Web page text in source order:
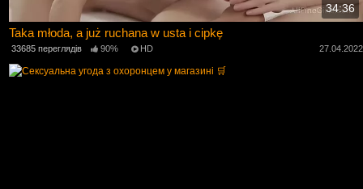
34:36
Taka młoda, a już ruchana w usta i cipkę
33685 переглядів 90% HD 27.04.2022